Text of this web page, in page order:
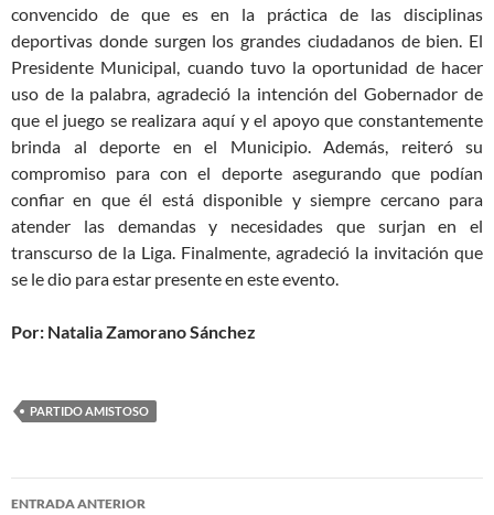
convencido de que es en la práctica de las disciplinas
deportivas donde surgen los grandes ciudadanos de bien. El
Presidente Municipal, cuando tuvo la oportunidad de hacer
uso de la palabra, agradeció la intención del Gobernador de
que el juego se realizara aquí y el apoyo que constantemente
brinda al deporte en el Municipio. Además, reiteró su
compromiso para con el deporte asegurando que podían
confiar en que él está disponible y siempre cercano para
atender las demandas y necesidades que surjan en el
transcurso de la Liga. Finalmente, agradeció la invitación que
se le dio para estar presente en este evento.
Por: Natalia Zamorano Sánchez
PARTIDO AMISTOSO
Navegación
ENTRADA ANTERIOR